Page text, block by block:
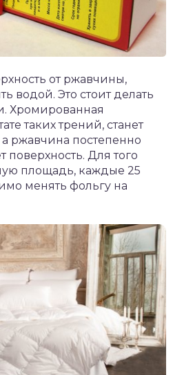
от ржавчины,
водой. Это стоит делать
Хромированная
таких трений, станет
ржавчина постепенно
поверхность. Для того
площадь, каждые 25
менять фольгу на